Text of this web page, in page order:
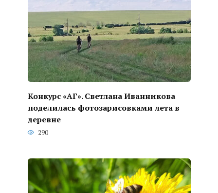
Конкурс «АГ». Светлана Иванникова
поделилась фотозарисовками лета в
деревне
290